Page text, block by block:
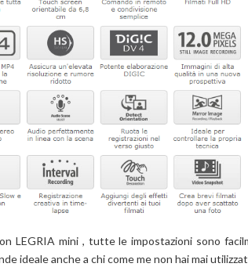
LEGRIA mini , tutte le impostazioni sono
ideale anche a chi come me non hai mai